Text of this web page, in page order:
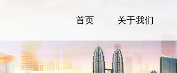
首页 关于我们